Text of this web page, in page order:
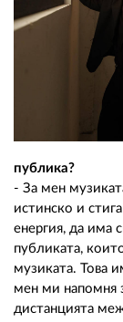
публика?
- За мен
истинско и
енергия, да има
публиката,
музиката. Това
мен ми напомня
дистанцията